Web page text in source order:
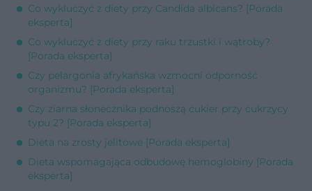
Co wykluczyć z diety przy Candida albicans? [Porada
eksperta]
Co wykluczyć z diety przy raku trzustki i wątroby?
[Porada eksperta]
Czy pelargonia afrykańska wzmocni odporność
organizmu? [Porada eksperta]
Czy ziarna słonecznika podnoszą cukier przy cukrzycy
typu 2? [Porada eksperta]
Dieta na zrosty jelitowe [Porada eksperta]
Dieta wspomagająca odbudowę hemoglobiny [Porada
eksperta]